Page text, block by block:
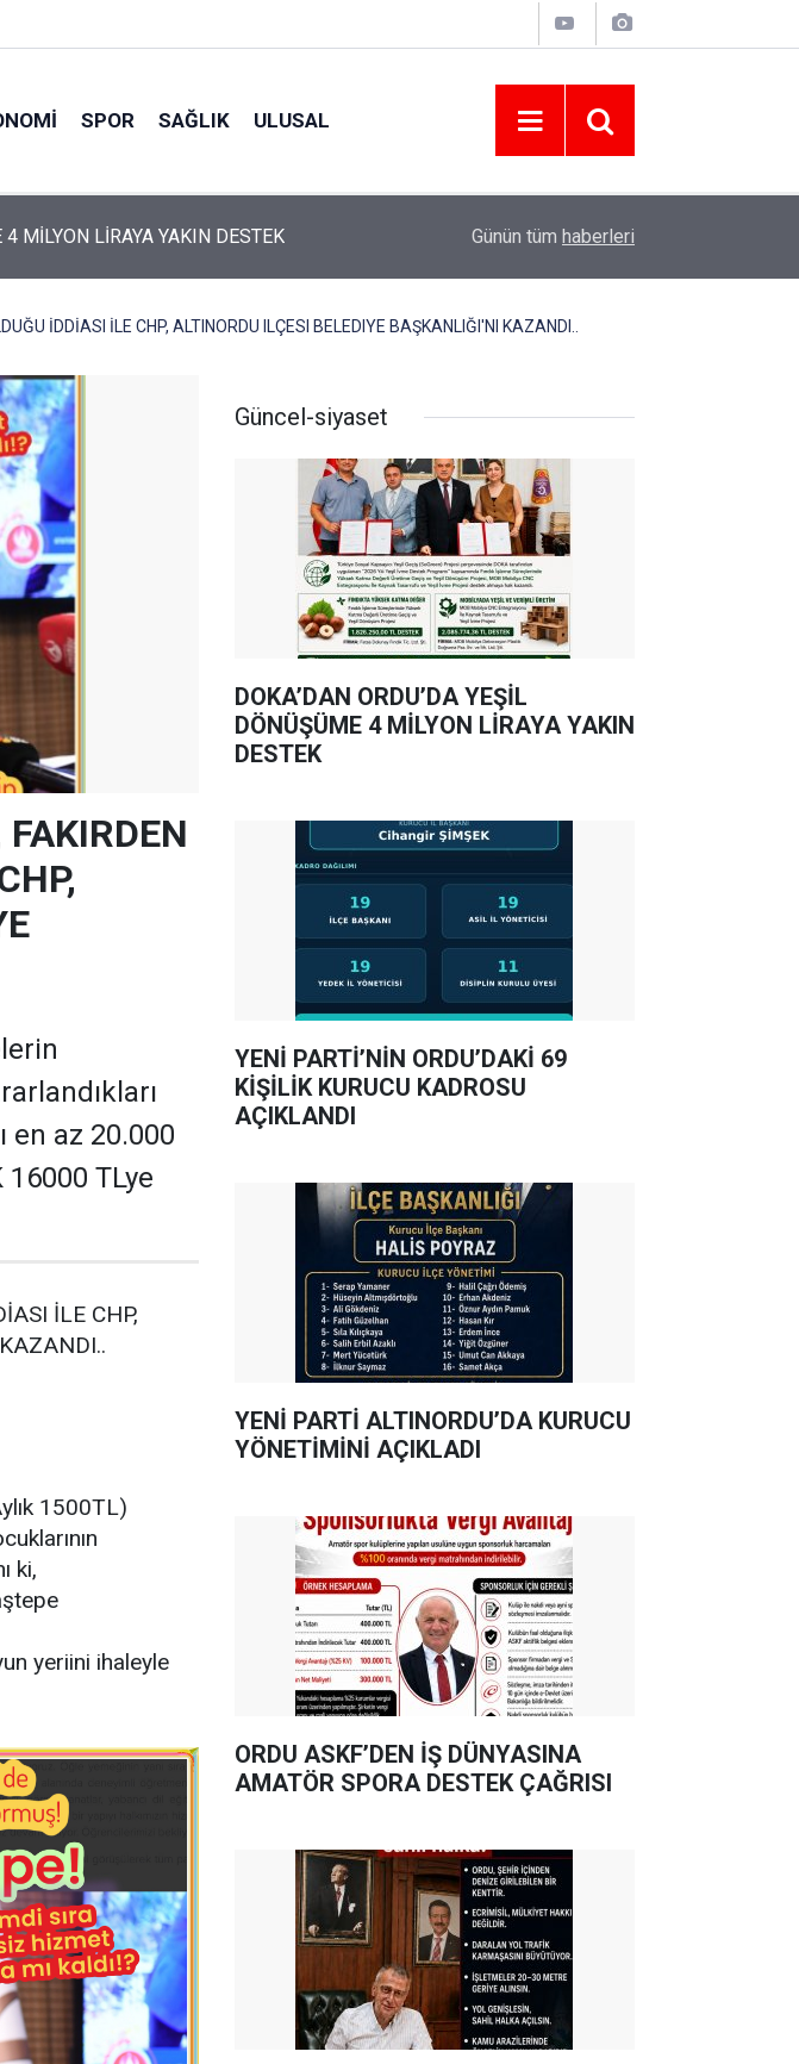
SPOR SAĞLIK ULUSAL
KADROSU AÇIKLANDI YENİ PARTİ ALTINORDU’DA KURUCU
Günün tüm haberleri
İDDİASI İLE CHP, ALTINORDU ILÇESI BELEDIYE BAŞKANLIĞI'NI KAZANDI..
en az 20.000
TLye
İLE CHP,
1500TL)
ki,
yeriini ihaleyle
Güncel-siyaset
DOKA’DAN ORDU’DA YEŞİL
DÖNÜŞÜME 4 MİLYON LİRAYA YAKIN
DESTEK
YENİ PARTİ’NİN ORDU’DAKİ 69
KİŞİLİK KURUCU KADROSU
AÇIKLANDI
YENİ PARTİ ALTINORDU’DA KURUCU
YÖNETİMİNİ AÇIKLADI
ORDU ASKF’DEN İŞ DÜNYASINA
AMATÖR SPORA DESTEK ÇAĞRISI